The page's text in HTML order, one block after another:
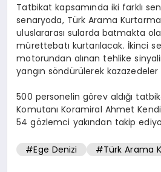
Tatbikat kapsamında iki farklı
senaryoda, Türk Arama
uluslararası sularda batmakta
mürettebatı kurtarılacak. İkinci
motorundan alınan tehlike
yangın söndürülerek
500 personelin görev aldığı
Komutanı Koramiral Ahmet
54 gözlemci yakından takip
#Ege Denizi #Türk Arama